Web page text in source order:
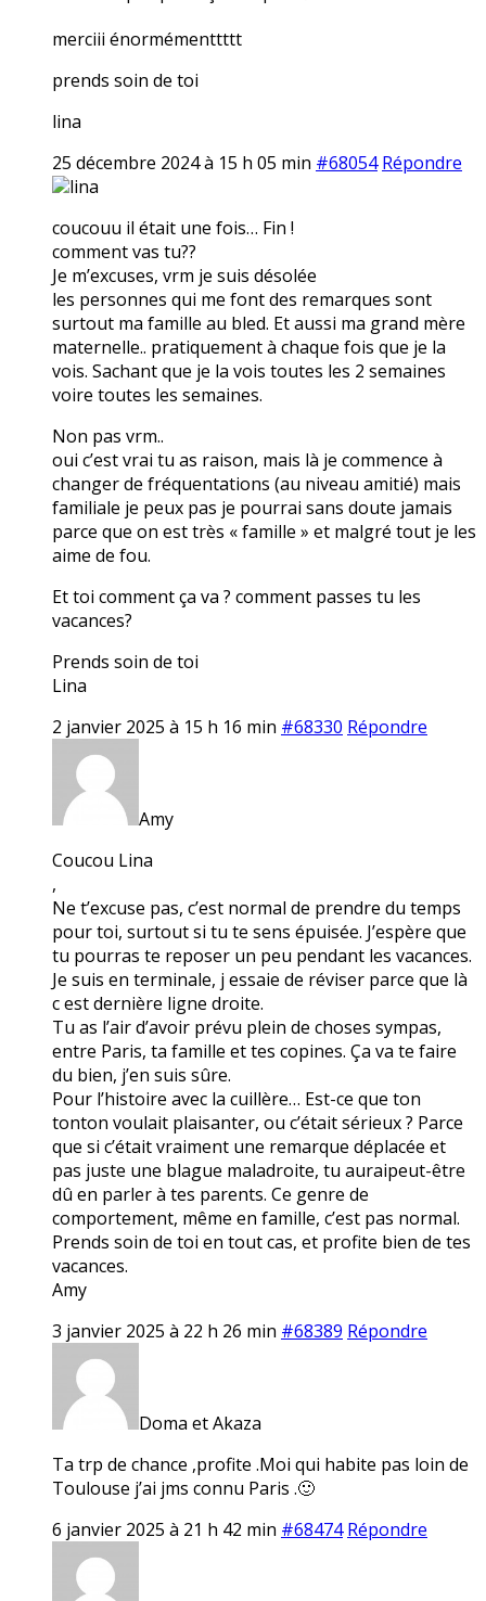
merciii énormémenttttt
prends soin de toi
lina
25 décembre 2024 à 15 h 05 min #68054 Répondre
lina
coucouu il était une fois… Fin !
comment vas tu??
Je m’excuses, vrm je suis désolée
les personnes qui me font des remarques sont
surtout ma famille au bled. Et aussi ma grand mère
maternelle.. pratiquement à chaque fois que je la
vois. Sachant que je la vois toutes les 2 semaines
voire toutes les semaines.
Non pas vrm..
oui c’est vrai tu as raison, mais là je commence à
changer de fréquentations (au niveau amitié) mais
familiale je peux pas je pourrai sans doute jamais
parce que on est très « famille » et malgré tout je les
aime de fou.
Et toi comment ça va ? comment passes tu les
vacances?
Prends soin de toi
Lina
2 janvier 2025 à 15 h 16 min #68330 Répondre
Amy
Coucou Lina
,
Ne t’excuse pas, c’est normal de prendre du temps
pour toi, surtout si tu te sens épuisée. J’espère que
tu pourras te reposer un peu pendant les vacances.
Je suis en terminale, j essaie de réviser parce que là
c est dernière ligne droite.
Tu as l’air d’avoir prévu plein de choses sympas,
entre Paris, ta famille et tes copines. Ça va te faire
du bien, j’en suis sûre.
Pour l’histoire avec la cuillère… Est-ce que ton
tonton voulait plaisanter, ou c’était sérieux ? Parce
que si c’était vraiment une remarque déplacée et
pas juste une blague maladroite, tu auraipeut-être
dû en parler à tes parents. Ce genre de
comportement, même en famille, c’est pas normal.
Prends soin de toi en tout cas, et profite bien de tes
vacances.
Amy
3 janvier 2025 à 22 h 26 min #68389 Répondre
Doma et Akaza
Ta trp de chance ,profite .Moi qui habite pas loin de
Toulouse j’ai jms connu Paris .🙂
6 janvier 2025 à 21 h 42 min #68474 Répondre